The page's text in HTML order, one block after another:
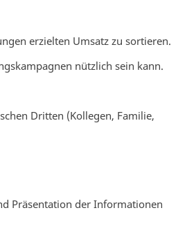
erzielten Umsatz zu sortieren.
nützlich sein kann.
Dritten (Kollegen, Familie,
Präsentation der Informationen